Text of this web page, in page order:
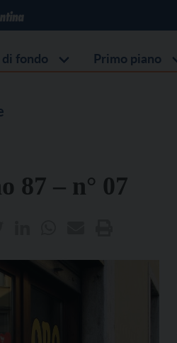
fondo Primo piano
87 – n° 07